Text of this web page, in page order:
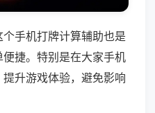
手机打牌计算辅助也是
捷。特别是在大家手机
升游戏体验，避免影响